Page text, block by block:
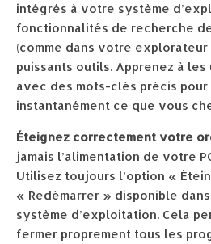
intégrés à votre système
fonctionnalités de recherche
(comme dans votre
puissants outils. Apprenez à
avec des mots-clés précis
instantanément ce que vous
Éteignez correctement votre
jamais l’alimentation de votre
Utilisez toujours l’option «
« Redémarrer » disponible
système d’exploitation. Cela
fermer proprement tous les